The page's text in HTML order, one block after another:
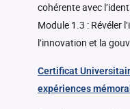
cohérente avec
Module 1.3 : Révéler
l’innovation et la
Certificat
expériences